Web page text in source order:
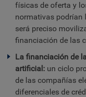
físicas de oferta y
normativas podrían
será preciso
financiación de las
La financiación de
artificial: un ciclo
de las compañías
diferenciales de